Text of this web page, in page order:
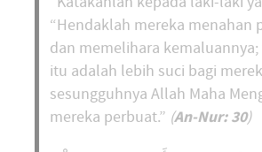
“Hendaklah mereka menahan
dan memelihara
itu adalah lebih suci bagi
sesungguhnya Allah Maha
mereka perbuat.” (An-Nur: 30)